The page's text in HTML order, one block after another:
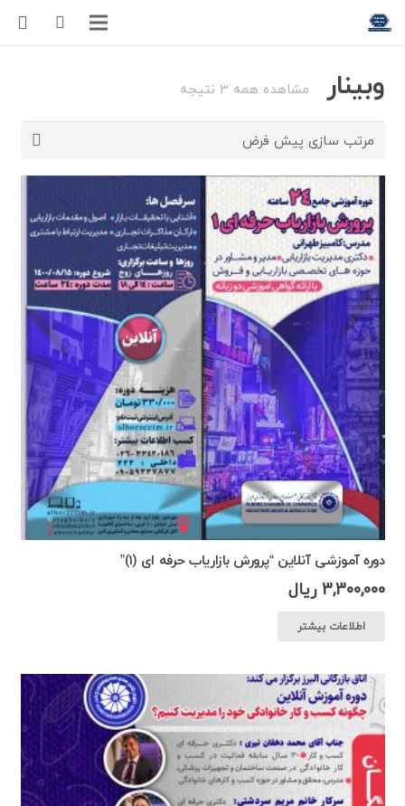
وبینار مشاهده همه 3 نتیجه
دوره آموزشی آنلاین “پرورش بازاریاب حرفه ای (۱)”
3,300,000 ریال
اطلاعات بیشتر